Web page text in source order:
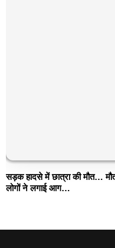
सड़क हादसे में छात्रा की मौत…
लोगों ने लगाई आग…